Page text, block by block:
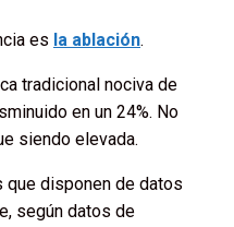
es la ablación.
tradicional nociva de
en un 24%. No
siendo elevada.
que disponen de datos
según datos de